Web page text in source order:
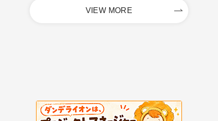
VIEW MORE